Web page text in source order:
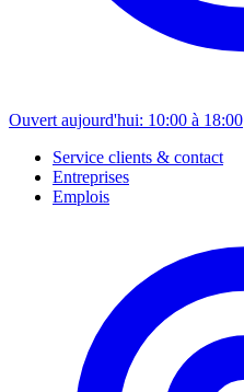
Ouvert aujourd'hui: 10:00 à 18:00
Service clients & contact
Entreprises
Emplois